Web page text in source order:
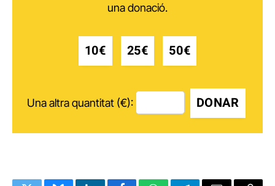
una donació.
10€ 25€ 50€
Una altra quantitat (€): DONAR